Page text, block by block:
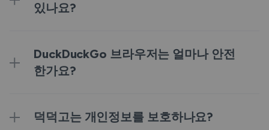
있나요?
DuckDuckGo 브라우저는 얼마나 안전
한가요?
덕덕고는 개인정보를 보호하나요?